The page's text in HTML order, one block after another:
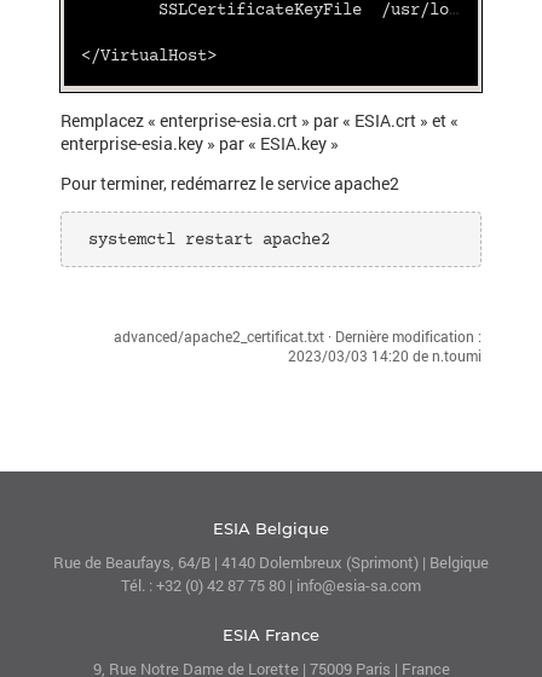
        SSLCertificateKeyFile  /usr/local/esia/certs/enterprise-esia.key
</VirtualHost>
Remplacez « enterprise-esia.crt » par « ESIA.crt » et «
enterprise-esia.key » par « ESIA.key »
Pour terminer, redémarrez le service apache2
systemctl restart apache2
advanced/apache2_certificat.txt · Dernière modification :
2023/03/03 14:20 den.toumi
ESIA Belgique
Rue de Beaufays, 64/B | 4140 Dolembreux (Sprimont) | Belgique
Tél. : +32 (0) 42 87 75 80 | info@esia-sa.com
ESIA France
9, Rue Notre Dame de Lorette | 75009 Paris | France